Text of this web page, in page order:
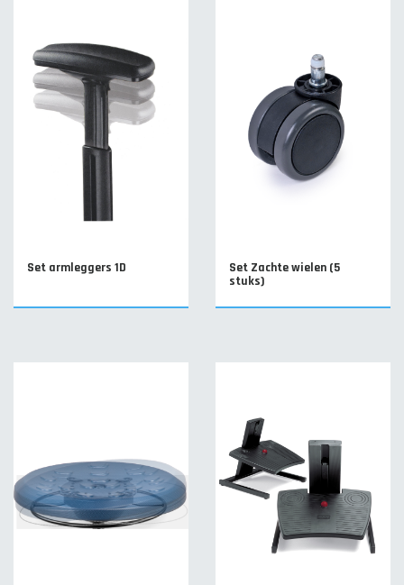
Set armleggers 1D
Set Zachte wielen (5
stuks)